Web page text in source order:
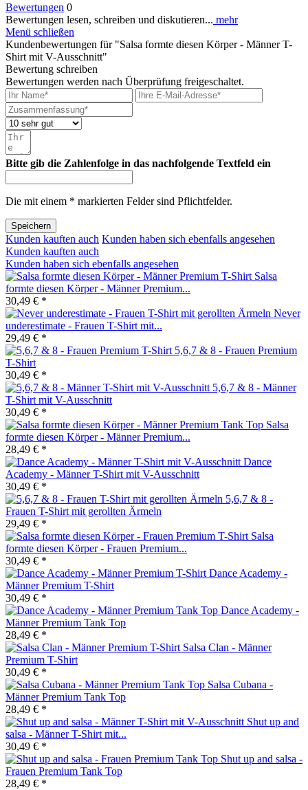
Bewertungen 0
Bewertungen lesen, schreiben und diskutieren... mehr
Menü schließen
Kundenbewertungen für "Salsa formte diesen Körper - Männer T-
Shirt mit V-Ausschnitt"
Bewertung schreiben
Bewertungen werden nach Überprüfung freigeschaltet.
Bitte gib die Zahlenfolge in das nachfolgende Textfeld ein
Die mit einem * markierten Felder sind Pflichtfelder.
Speichern
Kunden kauften auch Kunden haben sich ebenfalls angesehen
Kunden kauften auch
Kunden haben sich ebenfalls angesehen
Salsa
formte diesen Körper - Männer Premium...
30,49 € *
Never
underestimate - Frauen T-Shirt mit...
29,49 € *
5,6,7 & 8 - Frauen Premium
T-Shirt
30,49 € *
5,6,7 & 8 - Männer
T-Shirt mit V-Ausschnitt
30,49 € *
Salsa
formte diesen Körper - Männer Premium...
28,49 € *
Dance
Academy - Männer T-Shirt mit V-Ausschnitt
30,49 € *
5,6,7 & 8 -
Frauen T-Shirt mit gerollten Ärmeln
29,49 € *
Salsa
formte diesen Körper - Frauen Premium...
30,49 € *
Dance Academy -
Männer Premium T-Shirt
30,49 € *
Dance Academy -
Männer Premium Tank Top
28,49 € *
Salsa Clan - Männer
Premium T-Shirt
30,49 € *
Salsa Cubana -
Männer Premium Tank Top
28,49 € *
Shut up and
salsa - Männer T-Shirt mit...
30,49 € *
Shut up and salsa -
Frauen Premium Tank Top
28,49 € *